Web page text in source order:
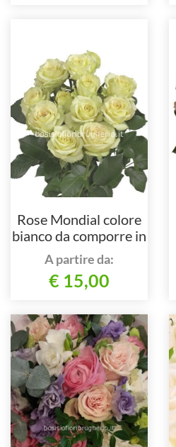
Rose Mondial colore
bianco da comporre in
mazzo per numero di
steli.
A partire da:
€ 15,00